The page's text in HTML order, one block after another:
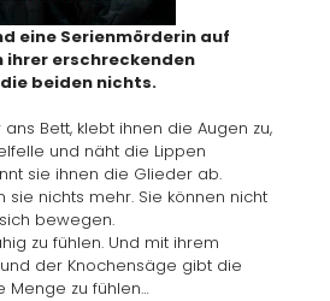
eine Serienmörderin auf
ihrer erschreckenden
beiden nichts.
Bett, klebt ihnen die Augen zu,
und näht die Lippen
sie ihnen die Glieder ab.
sie nichts mehr. Sie können nicht
bewegen.
zu fühlen. Und mit ihrem
der Knochensäge gibt die
Menge zu fühlen…